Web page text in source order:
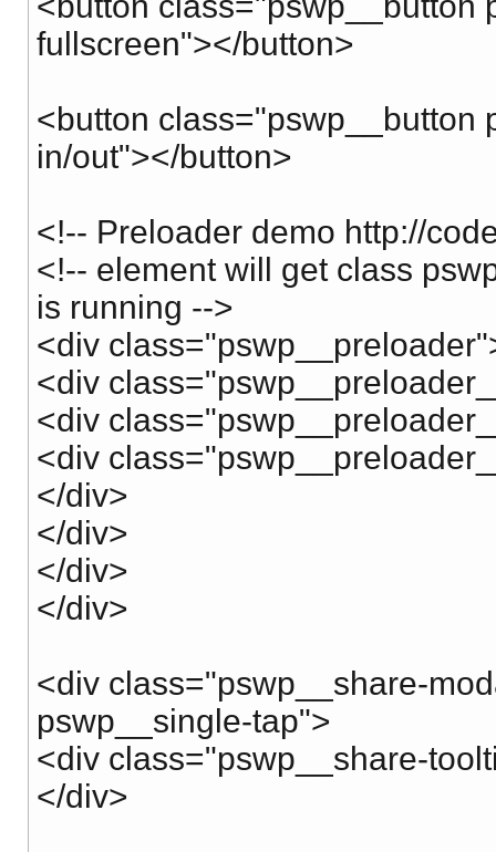
fullscreen"></button>
<button class="pswp__button
in/out"></button>
<!-- Preloader demo http://
<!-- element will get class
is running -->
<div
<div
<div
<div
</div>
</div>
</div>
</div>
<div class="pswp__share-
pswp__single-tap">
<div class="pswp__share-
</div>